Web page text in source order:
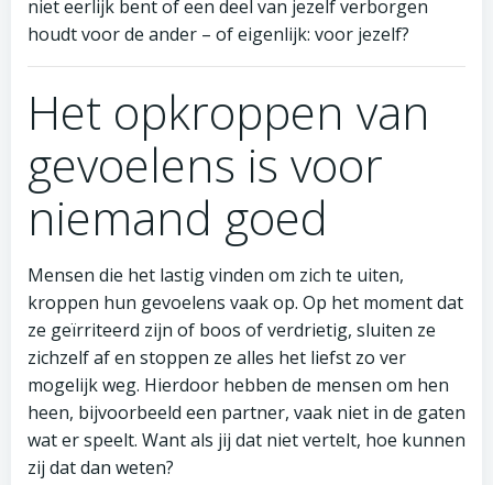
niet eerlijk bent of een deel van jezelf verborgen
houdt voor de ander – of eigenlijk: voor jezelf?
Het opkroppen van
gevoelens is voor
niemand goed
Mensen die het lastig vinden om zich te uiten,
kroppen hun gevoelens vaak op. Op het moment dat
ze geïrriteerd zijn of boos of verdrietig, sluiten ze
zichzelf af en stoppen ze alles het liefst zo ver
mogelijk weg. Hierdoor hebben de mensen om hen
heen, bijvoorbeeld een partner, vaak niet in de gaten
wat er speelt. Want als jij dat niet vertelt, hoe kunnen
zij dat dan weten?